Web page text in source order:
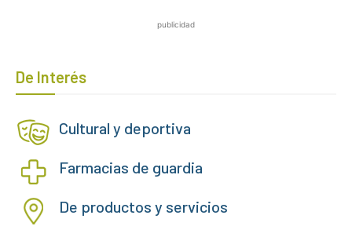
publicidad
De Interés
Cultural y deportiva
Farmacias de guardia
De productos y servicios